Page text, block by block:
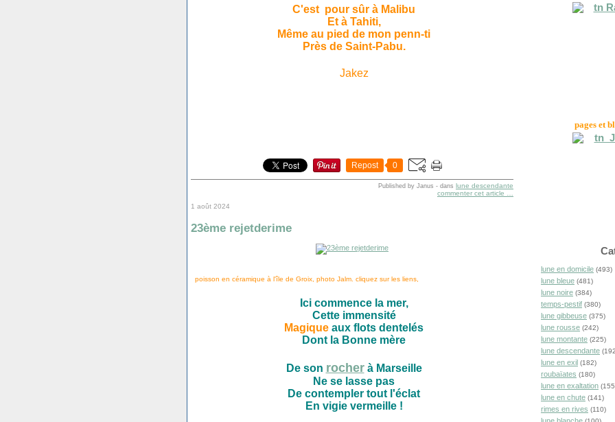
C'est pour sûr à Malibu
Et à Tahiti,
Même au pied de mon penn-ti
Près de Saint-Pabu.
Jakez
Repost 0
Published by Janus - dans lune descendante
commenter cet article
1 août 2024
23ème rejetderime
poisson en céramique à l'île de Groix, photo Jalm. cliquez sur les liens,
Ici commence la mer,
Cette immensité
Magique aux flots dentelés
Dont la Bonne mère
De son rocherà Marseille
Ne se lasse pas
De contempler tout l'éclat
En vigie vermeille !
pages et
lune en domicile (493)
lune bleue (481)
lune noire (384)
temps-pestif (380)
lune gibbeuse (375)
lune rousse (242)
lune montante (225)
lune descendante
lune en exil (182)
roubaïates (180)
lune en exaltation
lune en chute (141)
rimes en rives (110)